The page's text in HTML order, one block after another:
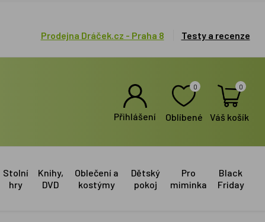
Prodejna Dráček.cz - Praha 8 Testy a recenze
Přihlášení
0
Oblíbené
0
Váš košík
Stolní
hry
Knihy,
DVD
Oblečení a
kostýmy
Dětský
pokoj
Pro
miminka
Black
Friday